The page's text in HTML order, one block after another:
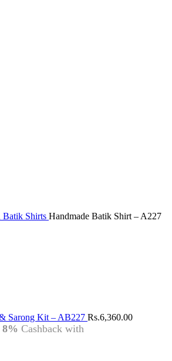
Batik Shirts Handmade Batik Shirt – A227
Sarong Kit – AB227 Rs.6,360.00
8% Cashback with